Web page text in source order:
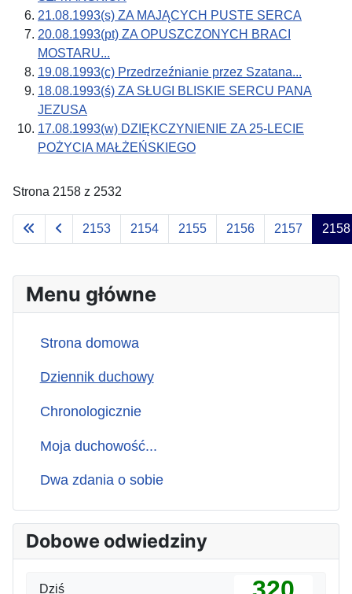
21.08.1993(s) ZA MAJĄCYCH PUSTE SERCA
20.08.1993(pt) ZA OPUSZCZONYCH BRACI
MOSTARU...
19.08.1993(c) Przedrzeźnianie przez Szatana...
18.08.1993(ś) ZA SŁUGI BLISKIE SERCU PANA
JEZUSA
17.08.1993(w) DZIĘKCZYNIENIE ZA 25-LECIE
POŻYCIA MAŁŻEŃSKIEGO
Strona 2158 z 2532
2153 2154 2155 2156 2157 2158
Menu główne
Strona domowa
Dziennik duchowy
Chronologicznie
Moja duchowość...
Dwa zdania o sobie
Dobowe odwiedziny
Dziś